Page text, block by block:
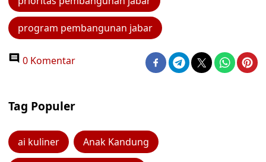
program pembangunan jabar
0 Komentar
Tag Populer
ai kuliner Anak Kandung